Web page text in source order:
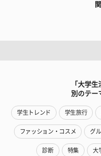
「大学
別のテー
学生トレンド 学生旅行
ファッション・コスメ グ
診断 特集 大